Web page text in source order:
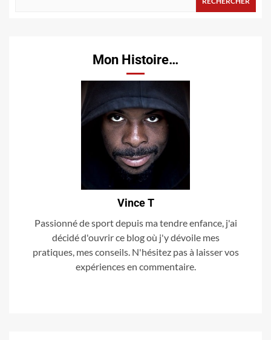
Mon Histoire…
Vince T
Passionné de sport depuis ma tendre enfance, j'ai
décidé d'ouvrir ce blog où j'y dévoile mes
pratiques, mes conseils. N'hésitez pas à laisser vos
expériences en commentaire.